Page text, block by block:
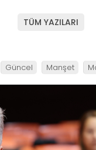
TÜM YAZILARI
Güncel Manşet